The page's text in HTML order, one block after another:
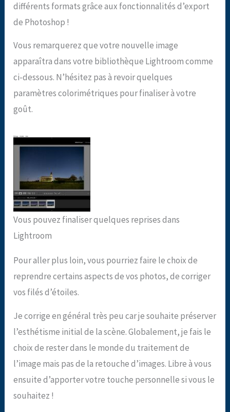
différents formats grâce aux fonctionnalités d’export
de Photoshop !
Vous remarquerez que votre nouvelle image
apparaîtra dans votre bibliothèque Lightroom comme
ci-dessous. N’hésitez pas à revoir quelques
paramètres colorimétriques pour finaliser à votre
goût.
Vous pouvez finaliser quelques reprises dans
Lightroom
Pour aller plus loin, vous pourriez faire le choix de
reprendre certains aspects de vos photos, de corriger
vos filés d’étoiles.
Je corrige en général très peu car je souhaite préserver
l’esthétisme initial de la scène. Globalement, je fais le
choix de rester dans le monde du traitement de
l’image mais pas de la retouche d’images. Libre à vous
ensuite d’apporter votre touche personnelle si vous le
souhaitez !